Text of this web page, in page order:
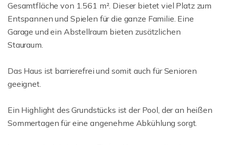
Gesamtfläche von 1.561 m². Dieser bietet viel Platz zum
Entspannen und Spielen für die ganze Familie. Eine
Garage und ein Abstellraum bieten zusätzlichen
Stauraum.
Das Haus ist barrierefrei und somit auch für Senioren
geeignet.
Ein Highlight des Grundstücks ist der Pool, der an heißen
Sommertagen für eine angenehme Abkühlung sorgt.